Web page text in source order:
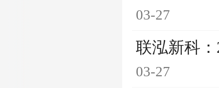
03-27
联泓新科
03-27